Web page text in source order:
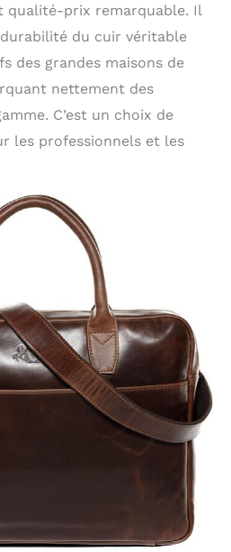
qualité-prix remarquable. Il
du cuir véritable
des grandes maisons de
nettement des
C’est un choix de
les professionnels et les